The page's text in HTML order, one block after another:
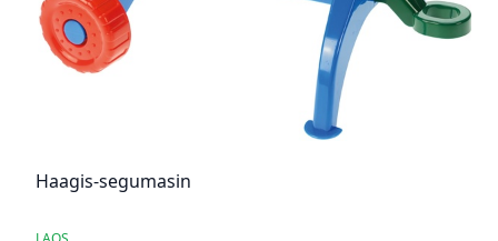
Haagis-segumasin